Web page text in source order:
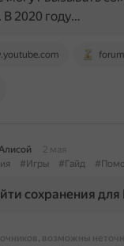
В 2020 году…
2 мая
#Игры #Гайд
сохранения для
возможны